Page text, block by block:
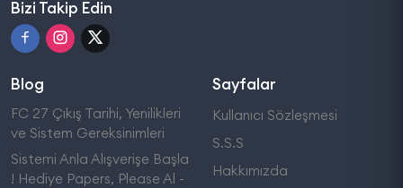
Bizi Takip Edin
Blog
FC 27 Çıkış Tarihi, Yenilikleri
ve Sistem Gereksinimleri
Sistemi Anla Alışverişe Başla
! Hediye Papers, Please Al -
Sayfalar
Kullanıcı Sözleşmesi
S.S.S
Hakkımızda